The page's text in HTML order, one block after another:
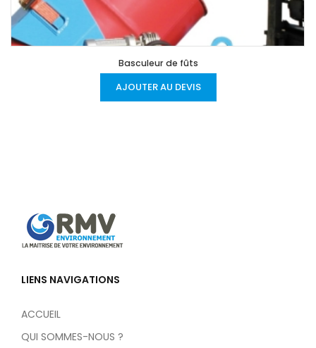
Basculeur de fûts
AJOUTER AU DEVIS
LIENS NAVIGATIONS
ACCUEIL
QUI SOMMES-NOUS ?